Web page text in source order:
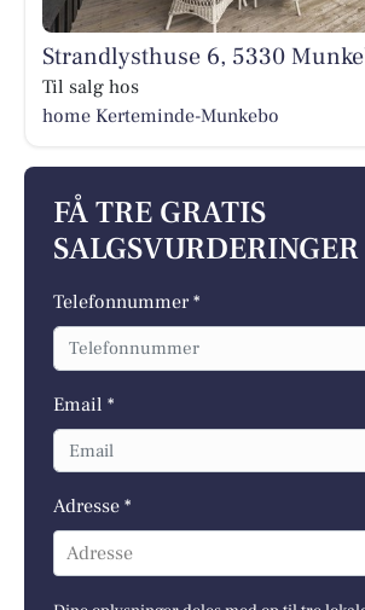
Strandlysthuse 6, 5330
Til salg hos
home Kerteminde-Munkebo
FÅ TRE GRATIS
SALGSVURDERINGER
Telefonnummer *
Email *
Adresse *
Adresse